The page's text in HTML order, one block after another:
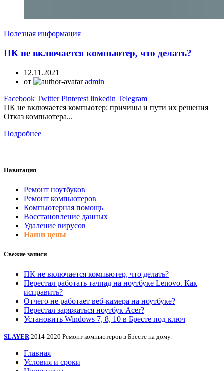
Полезная информация
ПК не включается компьютер, что делать?
12.11.2021
от
admin
Facebook Twitter Pinterest linkedin Telegram
ПК не включается компьютер: причины и пути их решения
Отказ компьютера...
Подробнее
Навигация
Ремонт ноутбуков
Ремонт компьютеров
Компьютерная помощь
Восстановление данных
Удаление вирусов
Наши цены
Свежие записи
ПК не включается компьютер, что делать?
Перестал работать тачпад на ноутбуке Lenovo. Как
исправить?
Отчего не работает веб-камера на ноутбуке?
Перестал заряжаться ноутбук Acer?
Установить Windows 7, 8, 10 в Бресте под ключ
SLAYER 2014-2020 Ремонт компьютеров в Бресте на дому.
Главная
Условия и сроки